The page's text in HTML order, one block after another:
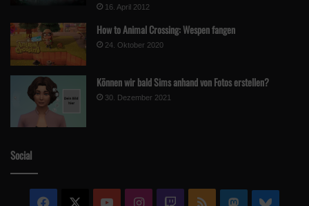
16. April 2012
How to Animal Crossing: Wespen fangen
24. Oktober 2020
Können wir bald Sims anhand von Fotos erstellen?
30. Dezember 2021
Social
Facebook YouTubeInstagram
Twitch RSS Mastodon